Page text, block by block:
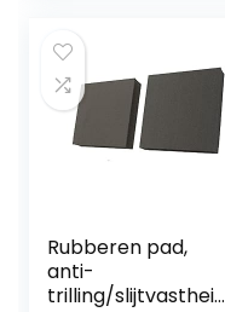
Rubberen pad,
anti-
trilling/slijtvastheid